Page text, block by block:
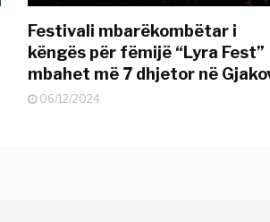
Festivali mbarëkombëtar i
këngës për fëmijë “Lyra Fest”
mbahet më 7 dhjetor në
06/12/2024